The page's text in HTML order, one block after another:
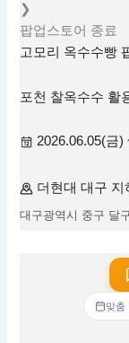
❯
팝업스토어 종료
고모리 옥수수빵
포천 찰옥수수 활
2026.06.05(금)
더현대 대구 지
대구광역시 중구 달
맞춤